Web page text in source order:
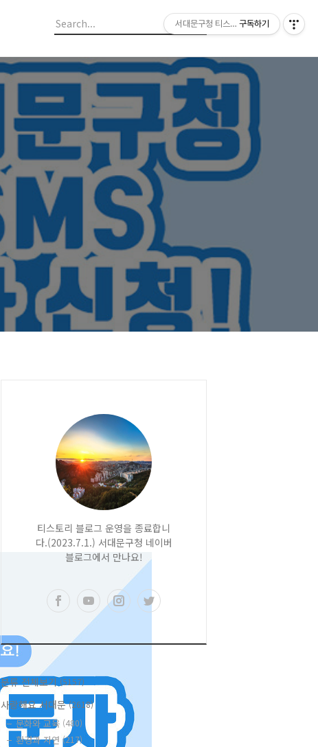
티스토리 블로그 운영을 종료합니
다.(2023.7.1.) 서대문구청 네이버
블로그에서 만나요!
분류 전체보기(5157)
사랑해요 서대문(2618)
문화와 교육 (480)
환경과 자연 (217)
서대문구청 티스토리 블로그
구독하기